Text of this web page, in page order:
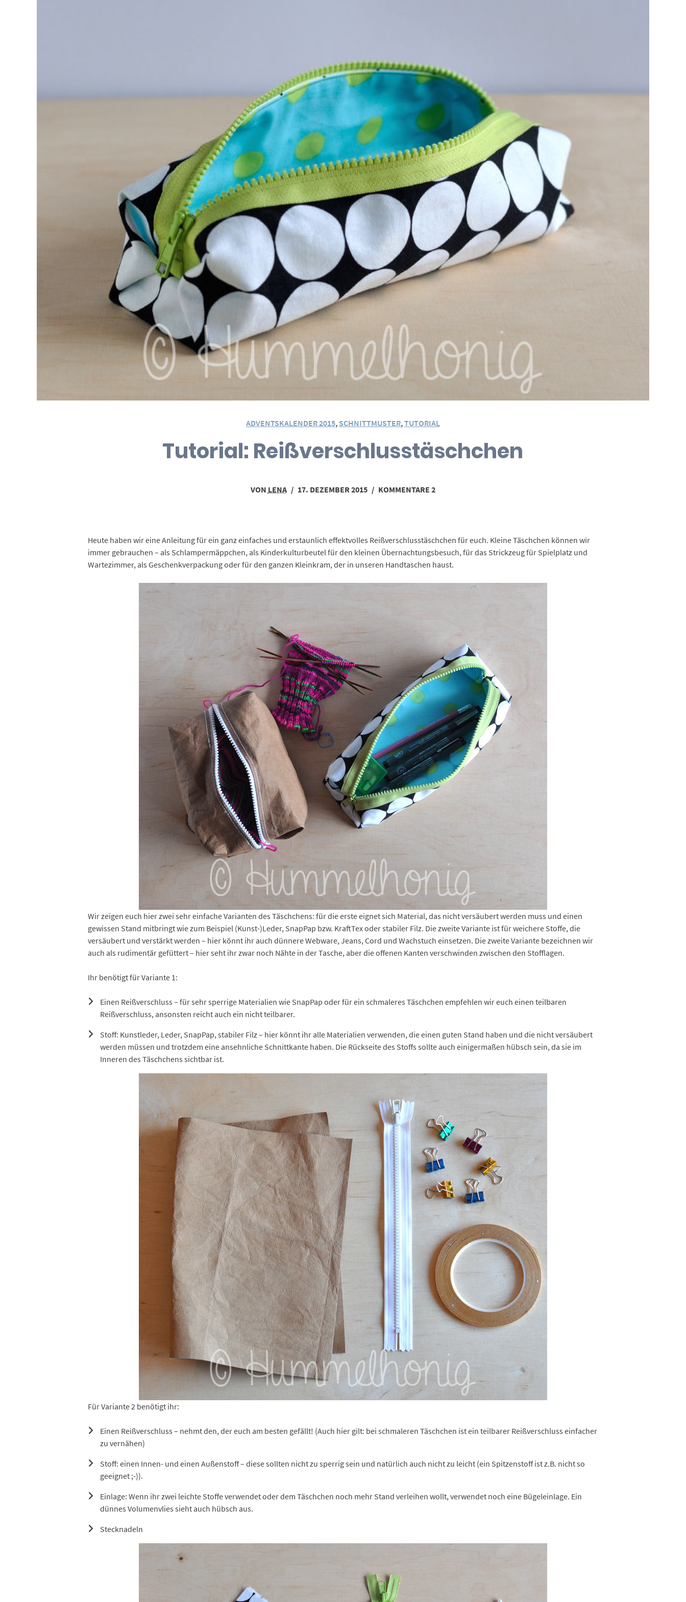
ADVENTSKALENDER 2015, SCHNITTMUSTER,TUTORIAL
Tutorial: Reißverschlusstäschchen
VON LENA / 17. DEZEMBER 2015 / KOMMENTARE 2
Heute haben wir eine Anleitung für ein ganz einfaches und erstaunlich effektvolles Reißverschlusstäschchen für euch. Kleine Täschchen können wir
immer gebrauchen – als Schlampermäppchen, als Kinderkulturbeutel für den kleinen Übernachtungsbesuch, für das Strickzeug für Spielplatz und
Wartezimmer, als Geschenkverpackung oder für den ganzen Kleinkram, der in unseren Handtaschen haust.
Wir zeigen euch hier zwei sehr einfache Varianten des Täschchens: für die erste eignet sich Material, das nicht versäubert werden muss und einen
gewissen Stand mitbringt wie zum Beispiel (Kunst-)Leder, SnapPap bzw. KraftTex oder stabiler Filz. Die zweite Variante ist für weichere Stoffe, die
versäubert und verstärkt werden – hier könnt ihr auch dünnere Webware, Jeans, Cord und Wachstuch einsetzen. Die zweite Variante bezeichnen wir
auch als rudimentär gefüttert – hier seht ihr zwar noch Nähte in der Tasche, aber die offenen Kanten verschwinden zwischen den Stofflagen.
Ihr benötigt für Variante 1:
Einen Reißverschluss – für sehr sperrige Materialien wie SnapPap oder für ein schmaleres Täschchen empfehlen wir euch einen teilbaren
Reißverschluss, ansonsten reicht auch ein nicht teilbarer.
Stoff: Kunstleder, Leder, SnapPap, stabiler Filz – hier könnt ihr alle Materialien verwenden, die einen guten Stand haben und die nicht versäubert
werden müssen und trotzdem eine ansehnliche Schnittkante haben. Die Rückseite des Stoffs sollte auch einigermaßen hübsch sein, da sie im
Inneren des Täschchens sichtbar ist.
Für Variante 2 benötigt ihr:
Einen Reißverschluss – nehmt den, der euch am besten gefällt! (Auch hier gilt: bei schmaleren Täschchen ist ein teilbarer Reißverschluss einfacher
zu vernähen)
Stoff: einen Innen- und einen Außenstoff – diese sollten nicht zu sperrig sein und natürlich auch nicht zu leicht (ein Spitzenstoff ist z.B. nicht so
geeignet ;-)).
Einlage: Wenn ihr zwei leichte Stoffe verwendet oder dem Täschchen noch mehr Stand verleihen wollt, verwendet noch eine Bügeleinlage. Ein
dünnes Volumenvlies sieht auch hübsch aus.
Stecknadeln